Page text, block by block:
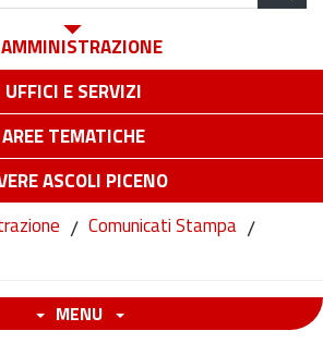
UFFICI E SERVIZI
AREE TEMATICHE
ASCOLI PICENO
/ Comunicati Stampa /
MENU